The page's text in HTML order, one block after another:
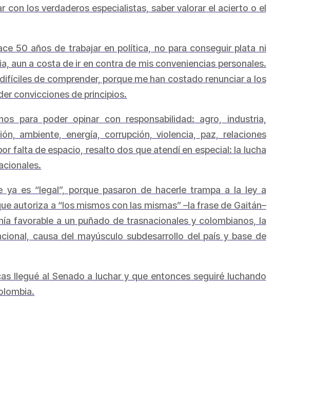
los verdaderos especialistas, saber valorar el acierto o el
50 años de trabajar en política, no para conseguir plata ni
aun a costa de ir en contra de mis conveniencias personales.
de comprender, porque me han costado renunciar a los
convicciones de principios.
para poder opinar con responsabilidad: agro, industria,
ambiente, energía, corrupción, violencia, paz, relaciones
falta de espacio, resalto dos que atendí en especial: la lucha
es “legal”, porque pasaron de hacerle trampa a la ley a
autoriza a “los mismos con las mismas” –la frase de Gaitán–
favorable a un puñado de trasnacionales y colombianos, la
causa del mayúsculo subdesarrollo del país y base de
llegué al Senado a luchar y que entonces seguiré luchando